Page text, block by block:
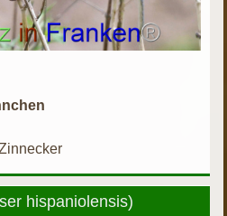
hispaniolensis)